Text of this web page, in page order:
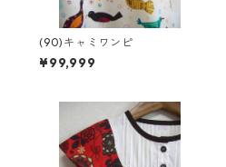
(90)キャミワンピ
¥99,999